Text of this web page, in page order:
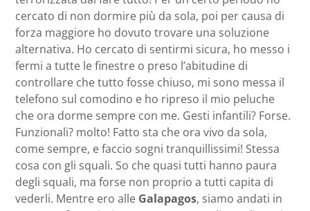
cercato di non dormire più da sola, poi per causa di
forza maggiore ho dovuto trovare una soluzione
alternativa. Ho cercato di sentirmi sicura, ho messo i
fermi a tutte le finestre o preso l’abitudine di
controllare che tutto fosse chiuso, mi sono messa il
telefono sul comodino e ho ripreso il mio peluche
che ora dorme sempre con me. Gesti infantili? Forse.
Funzionali? molto! Fatto sta che ora vivo da sola,
come sempre, e faccio sogni tranquillissimi! Stessa
cosa con gli squali. So che quasi tutti hanno paura
degli squali, ma forse non proprio a tutti capita di
vederli. Mentre ero alle Galapagos, siamo andati in